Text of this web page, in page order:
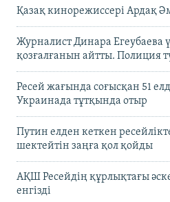
Қазақ кинорежиссері Ардақ
Журналист Динара Егеубаева
қозғалғанын айтты. Полиция
Ресей жағында соғысқан 51
Украинада тұтқында отыр
Путин елден кеткен
шектейтін заңға қол қойды
АҚШ Ресейдің құрлықтағы
енгізді